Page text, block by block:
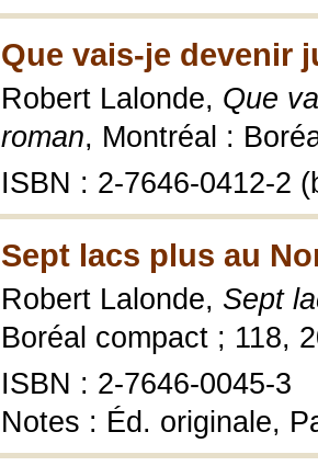
Que vais-je devenir
Robert Lalonde, Que
roman, Montréal :
ISBN : 2-7646-0412-2
Sept lacs plus au
Robert Lalonde, Sept
Boréal compact ; 118,
ISBN : 2-7646-0045-3
Notes : Éd. originale,